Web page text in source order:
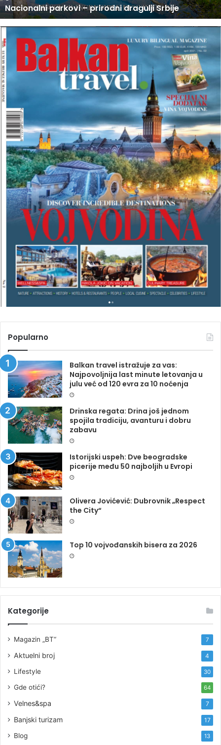
O
V
I
B
R
O
J
B
A
L
A
U PRODAJI NOVI BROJ BALKAN TRAVEL MAGAZINA
Popularno
Balkan travel istražuje za vas:
Najpovoljnija last minute letovanja u
julu već od 120 evra za 10 noćenja
Drinska regata: Drina još jednom
spojila tradiciju, avanturu i dobru
zabavu
Istorijski uspeh: Dve beogradske
picerije među 50 najboljih u Evropi
Olivera Jovićević: Dubrovnik „Respect
the City“
Top 10 vojvođanskih bisera za 2026
Kategorije
Magazin „BT“ 7
Aktuelni broj 4
Lifestyle 30
Gde otići? 64
Velnes&spa 7
Banjski turizam 17
Blog 13